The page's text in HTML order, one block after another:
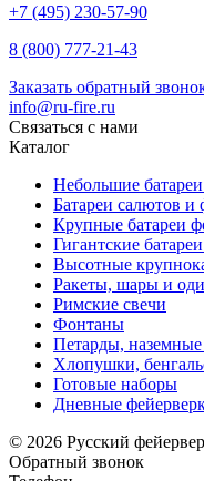
+7 (495) 230-57-90
8 (800) 777-21-43
Заказать обратный
info@ru-fire.ru
Связаться с нами
Каталог
Небольшие
Батареи салютов и
Крупные батареи
Гигантские
Высотные
Ракеты, шары и
Римские свечи
Фонтаны
Петарды,
Хлопушки,
Готовые наборы
Дневные
© 2026 Русский
Обратный звонок